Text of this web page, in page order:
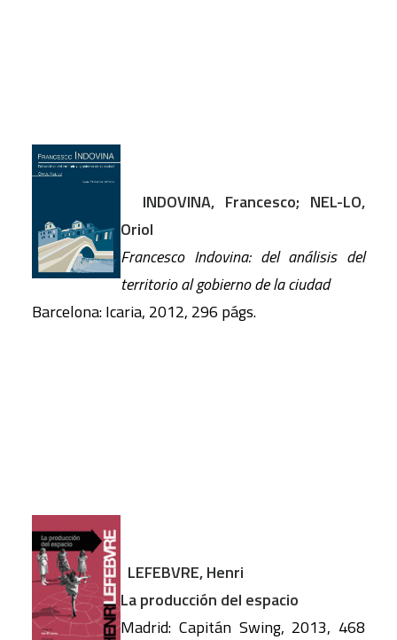
INDOVINA, Francesco; NEL-LO,
Oriol
Francesco Indovina: del análisis del
territorio al gobierno de la ciudad
Barcelona: Icaria, 2012, 296 págs.
LEFEBVRE, Henri
La producción del espacio
Madrid: Capitán Swing, 2013, 468